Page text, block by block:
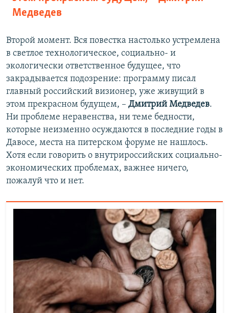
Медведев
Второй момент. Вся повестка настолько устремлена
в светлое технологическое, социально- и
экологически ответственное будущее, что
закрадывается подозрение: программу писал
главный российский визионер, уже живущий в
этом прекрасном будущем, – Дмитрий Медведев.
Ни проблеме неравенства, ни теме бедности,
которые неизменно осуждаются в последние годы в
Давосе, места на питерском форуме не нашлось.
Хотя если говорить о внутрироссийских социально-
экономических проблемах, важнее ничего,
пожалуй что и нет.